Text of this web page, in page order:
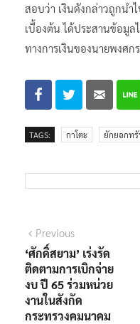
สอบว่า เงินดังกล่าวถูกนำ
เบื้องต้น ได้ประสานข้อมูล
ทางการเงินของนายพงศ
TAGS: กาโตะ ยักยอกท
แนะแนว
เรื่อง
PreviousPrevious
post:
‘ศักดิ์สยาม’ เร่งรัด
ติดตามการเบิกจ่าย
งบ ปี 65 ร่วมหน่วย
งานในสังกัด
กระทรวงคมนาคม